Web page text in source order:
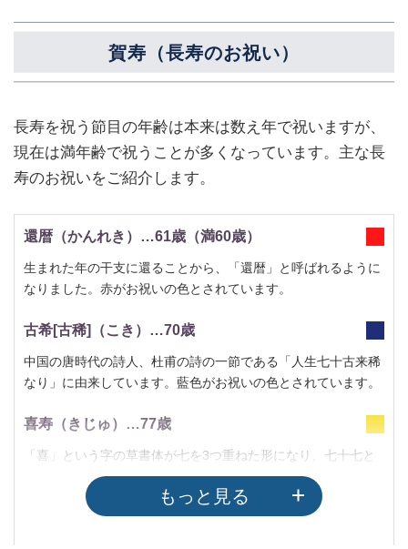
賀寿（長寿のお祝い）
長寿を祝う節目の年齢は本来は数え年で祝いますが、
現在は満年齢で祝うことが多くなっています。主な長
寿のお祝いをご紹介します。
還暦（かんれき）…61歳（満60歳）
生まれた年の干支に還ることから、「還暦」と呼ばれるように
なりました。赤がお祝いの色とされています。
古希[古稀]（こき）…70歳
中国の唐時代の詩人、杜甫の詩の一節である「人生七十古来稀
なり」に由来しています。藍色がお祝いの色とされています。
喜寿（きじゅ）…77歳
「喜」という字の草書体が七を3つ重ねた形になり、七十七と
読めることに由来しています。黄色がお祝いの色とされていま
もっと見る